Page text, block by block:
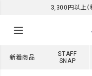
3,300円以上
新着商品
STAFF
SNAP